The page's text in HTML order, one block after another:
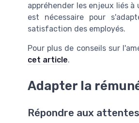
appréhender les enjeux liés
est nécessaire pour
satisfaction des employés.
Pour plus de conseils sur
cet article.
Adapter la
Répondre aux